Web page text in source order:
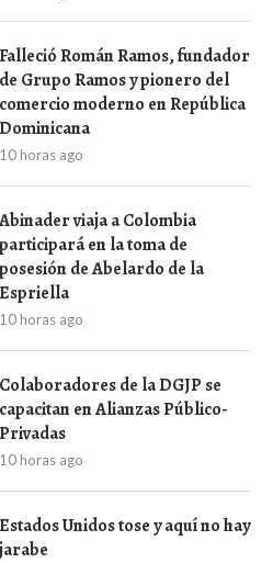
Falleció Román Ramos, fundador
de Grupo Ramos y pionero del
comercio moderno en República
Dominicana
10 horas ago
Abinader viaja a Colombia
participará en la toma de
posesión de Abelardo de la
Espriella
10 horas ago
Colaboradores de la DGJP se
capacitan en Alianzas Público-
Privadas
10 horas ago
Estados Unidos tose y aquí no hay
jarabe